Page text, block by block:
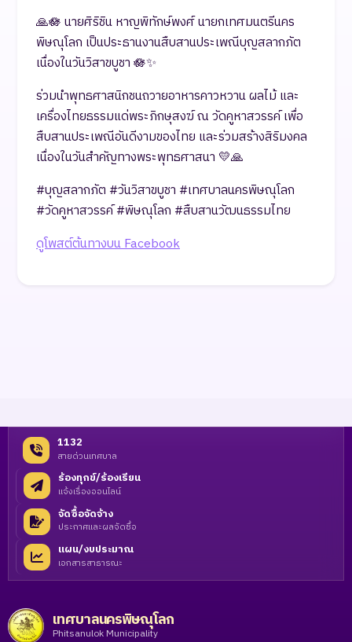
🙏🪷 นายศิริชิน หาญพิทักษ์พงศ์ นายกเทศมนตรีนคร
พิษณุโลก เป็นประธานงานสืบสานประเพณีบุญสลากภัต
เนื่องในวันวิสาขบูชา 🪷✨
ร่วมนำพุทธศาสนิกชนถวายอาหารคาวหวาน ผลไม้ และ
เครื่องไทยธรรมแด่พระภิกษุสงฆ์ ณ วัดคูหาสวรรค์ เพื่อ
สืบสานประเพณีอันดีงามของไทย และร่วมสร้างสิริมงคล
เนื่องในวันสำคัญทางพระพุทธศาสนา 💛🙏
#บุญสลากภัต #วันวิสาขบูชา #เทศบาลนครพิษณุโลก
#วัดคูหาสวรรค์ #พิษณุโลก #สืบสานวัฒนธรรมไทย
ดูโพสต์ต้นทางบน Facebook
1132
สายด่วนเทศบาล
ร้องทุกข์/ร้องเรียน
แจ้งเรื่องออนไลน์
จัดซื้อจัดจ้าง
ประกาศและผลจัดซื้อ
แผน/งบประมาณ
เอกสารสาธารณะ
เทศบาลนครพิษณุโลก
Phitsanulok Municipality